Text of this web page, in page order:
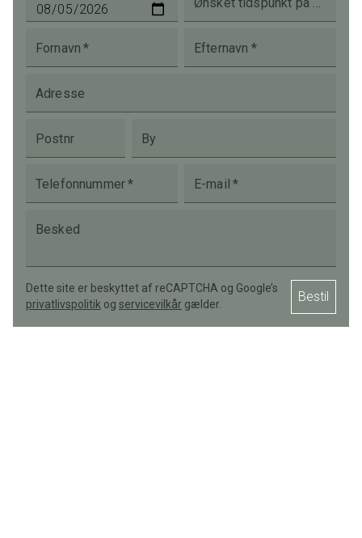
Fornavn * Efternavn *
Adresse
Postnr By
Telefonnummer* E-mail *
Besked
Dette site er beskyttet af reCAPTCHA og Google’s
privatlivspolitik og servicevilkår gælder. Bestil